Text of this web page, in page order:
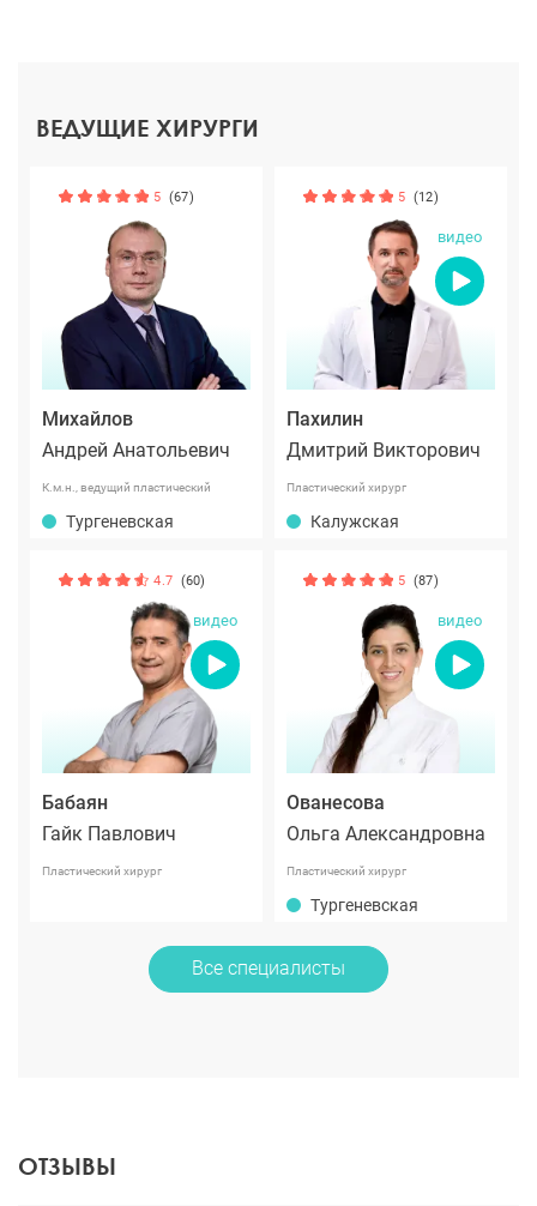
ВЕДУЩИЕ ХИРУРГИ
5 (67)
Михайлов
Андрей Анатольевич
К.м.н., ведущий пластический
хирург международного класса
Тургеневская
5 (12)
видео
Пахилин
Дмитрий Викторович
Пластический хирург
Калужская
4.7 (60)
видео
Бабаян
Гайк Павлович
Пластический хирург
5 (87)
видео
Ованесова
Ольга Александровна
Пластический хирург
Тургеневская
Все специалисты
ОТЗЫВЫ